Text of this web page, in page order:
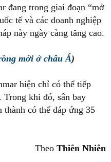
đang trong giai đoạn “mở
tế và các doanh nghiệp
này ngày càng tăng cao.
mới ở châu Á)
hiện chỉ có thể tiếp
khi đó, sân bay
thành có thể đáp ứng 35
Theo Thiên Nhiên